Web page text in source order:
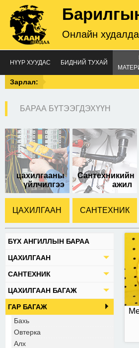
Онлайн
НҮҮР ХУУДАС БИДНИЙ ТУХАЙ
Зарлал:
БАРАА БҮТЭЭГДЭХҮҮН
цахилгааны
үйлчилгээ
Сантехникийн
ажил
ЦАХИЛГААН САНТЕХНИК
БҮХ АНГИЛЛЫН БАРАА
ЦАХИЛГААН
САНТЕХНИК
ЦАХИЛГААН БАГАЖ
ГАР БАГАЖ
Бахь
Овтерка
Алх